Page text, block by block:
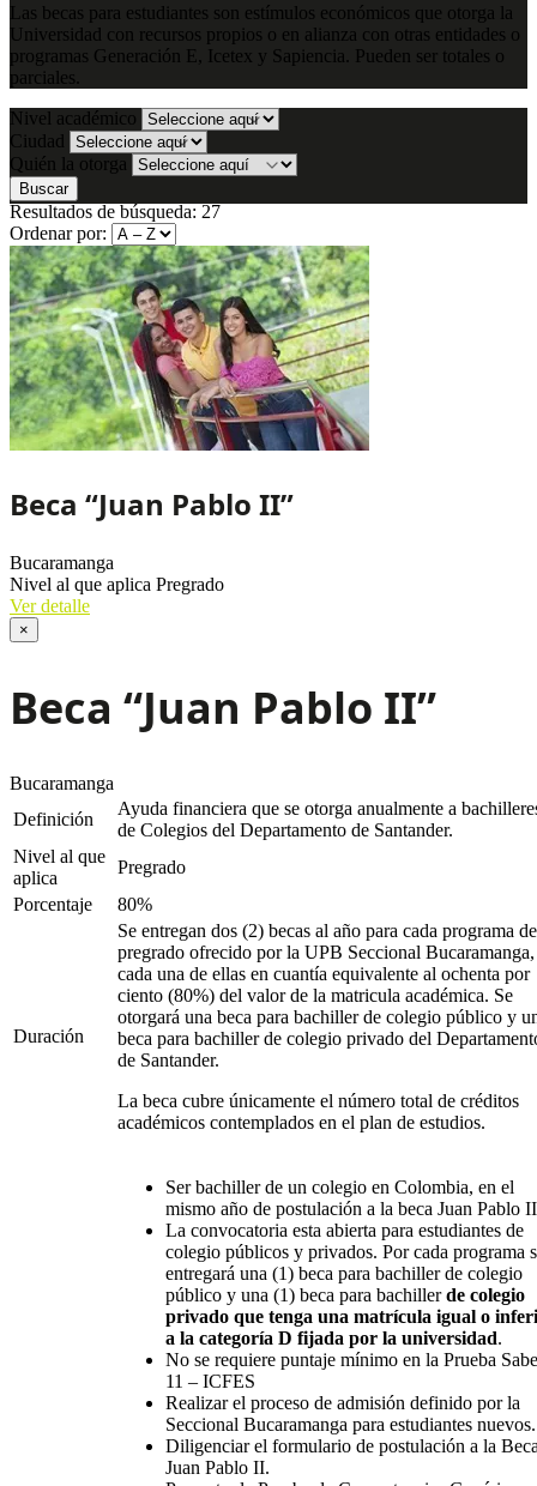
Las becas para estudiantes son estímulos económicos que otorga la
Universidad con recursos propios o en alianza con otras entidades o
programas Generación E, Icetex y Sapiencia. Pueden ser totales o
parciales.
Nivel académico
Ciudad
Quién la otorga
Buscar
Resultados de búsqueda: 27
Ordenar por:
Beca “Juan Pablo II”
Bucaramanga
Nivel al que aplica Pregrado
Ver detalle
×
Beca “Juan Pablo II”
Bucaramanga
Definición
Ayuda financiera que se otorga anualmente a
de Colegios del Departamento de Santander.
Nivel al que
aplica
Pregrado
Porcentaje
80%
Duración
Se entregan dos (2) becas al año para cada programa de
pregrado ofrecido por la UPB Seccional Bucaramanga,
cada una de ellas en cuantía equivalente al ochenta por
ciento (80%) del valor de la matricula académica. Se
otorgará una beca para bachiller de colegio público y
beca para bachiller de colegio privado del
de Santander.
La beca cubre únicamente el número total de créditos
académicos contemplados en el plan de estudios.
Ser bachiller de un colegio en Colombia, en el
mismo año de postulación a la beca Juan Pablo
La convocatoria esta abierta para estudiantes de
colegio públicos y privados. Por cada programa
entregará una (1) beca para bachiller de colegio
público y una (1) beca para bachillerde colegio
privado que tenga una matrícula igual o
a la categoría D fijada por la universidad.
No se requiere puntaje mínimo en la Prueba
11 – ICFES
Realizar el proceso de admisión definido por la
Seccional Bucaramanga para estudiantes nuevos.
Diligenciar el formulario de postulación a la
Juan Pablo II.